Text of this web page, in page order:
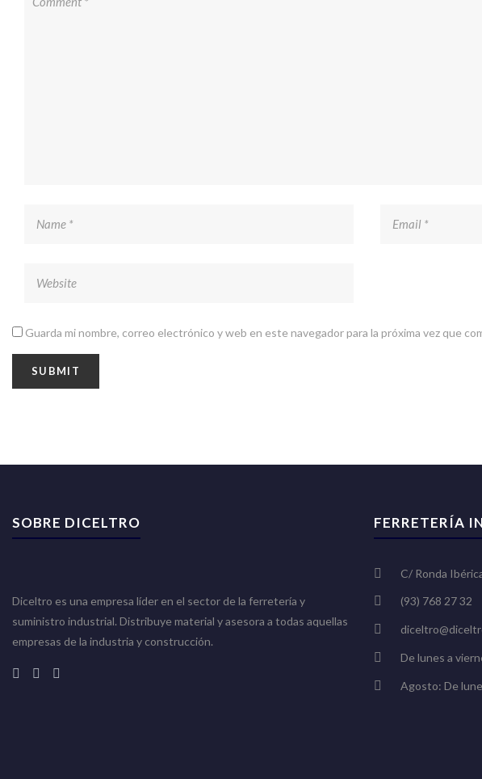
Guarda mi nombre, correo electrónico y web en este navegador para la próxima vez que
SOBRE DICELTRO
Diceltro es una empresa líder en el sector de la ferretería y
suministro industrial. Distribuye material y asesora a todas aquellas
empresas de la industria y construcción.
FERRETERÍA
C/ Ronda
(93) 768 27 32
De lunes a
Agosto: De